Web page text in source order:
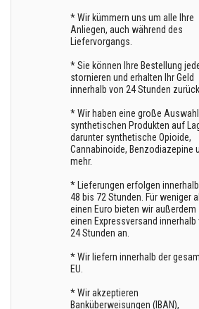
* Wir kümmern uns um alle Ihre
Anliegen, auch während des
Liefervorgangs.
* Sie können Ihre Bestellung
stornieren und erhalten Ihr Geld
innerhalb von 24 Stunden zurück.
* Wir haben eine große
synthetischen Produkten auf
darunter synthetische Opioide,
Cannabinoide, Benzodiazepine
mehr.
* Lieferungen erfolgen
48 bis 72 Stunden. Für weniger
einen Euro bieten wir außerdem
einen Expressversand innerhalb
24 Stunden an.
* Wir liefern innerhalb der
EU.
* Wir akzeptieren
Banküberweisungen (IBAN),